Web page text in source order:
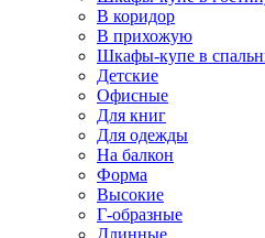
В коридор
В прихожую
Шкафы-купе в
Детские
Офисные
Для книг
Для одежды
На балкон
Форма
Высокие
Г-образные
Длинные